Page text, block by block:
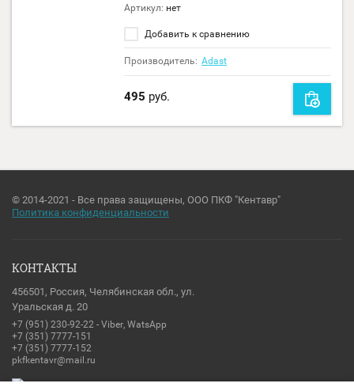
Артикул: нет
Добавить к сравнению
Производитель: Adast
495 руб.
© 2014-2021 - Все права защищены, ООО ПКФ "Кентавр"
Политика конфиденциальности
КОНТАКТЫ
456501, Россия, Челябинская обл., ул.
Уральская д. 20
+7 (951) 230-92-22 - Viber, WatsApp
+7 (351) 7777-151
+7 (351) 7777-152
pkfkentavr@mail.ru